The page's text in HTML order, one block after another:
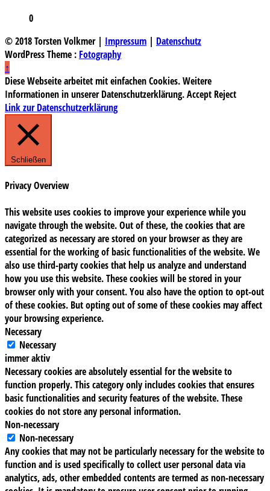
0
© 2018 Torsten Volkmer | Impressum | Datenschutz
WordPress Theme : Fotography
↑
Diese Webseite arbeitet mit einfachen Cookies. Weitere
Informationen in unserer Datenschutzerklärung.Accept Reject
Link zur Datenschutzerklärung
Schließen
Privacy Overview
This website uses cookies to improve your experience while you
navigate through the website. Out of these, the cookies that are
categorized as necessary are stored on your browser as they are
essential for the working of basic functionalities of the website. We
also use third-party cookies that help us analyze and understand
how you use this website. These cookies will be stored in your
browser only with your consent. You also have the option to opt-out
of these cookies. But opting out of some of these cookies may affect
your browsing experience.
Necessary
Necessary
immer aktiv
Necessary cookies are absolutely essential for the website to
function properly. This category only includes cookies that ensures
basic functionalities and security features of the website. These
cookies do not store any personal information.
Non-necessary
Non-necessary
Any cookies that may not be particularly necessary for the website to
function and is used specifically to collect user personal data via
analytics, ads, other embedded contents are termed as non-necessary